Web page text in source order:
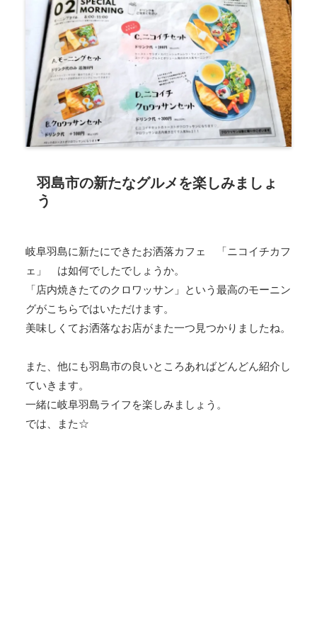
羽島市の新たなグルメを楽しみましょ
う
岐阜羽島に新たにできたお洒落カフェ 「ニコイチカフ
ェ」 は如何でしたでしょうか。
「店内焼きたてのクロワッサン」という最高のモーニン
グがこちらではいただけます。
美味しくてお洒落なお店がまた一つ見つかりましたね。
また、他にも羽島市の良いところあればどんどん紹介し
ていきます。
一緒に岐阜羽島ライフを楽しみましょう。
では、また☆